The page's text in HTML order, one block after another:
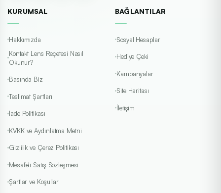
KURUMSAL
Hakkımızda
Kontakt Lens Reçetesi Nasıl
Okunur?
Basında Biz
Teslimat Şartları
İade Politikası
KVKK ve Aydınlatma Metni
Gizlilik ve Çerez Politikası
Mesafeli Satış Sözleşmesi
Şartlar ve Koşullar
BAĞLANTILAR
Sosyal Hesaplar
Hediye Çeki
Kampanyalar
Site Haritası
İletişim